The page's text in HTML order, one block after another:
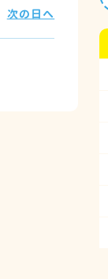
次の日へ